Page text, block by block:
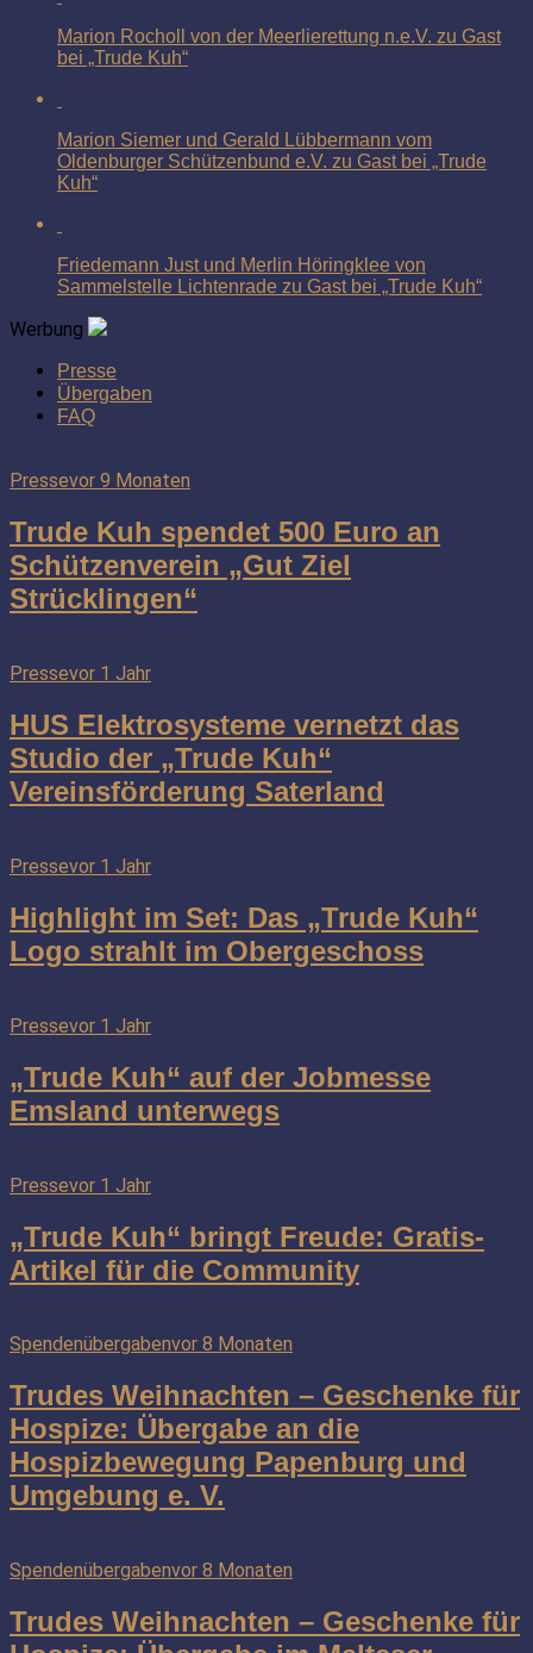
Marion Rocholl von der Meerlierettung n.e.V. zu Gast
bei „Trude Kuh“
Marion Siemer und Gerald Lübbermann vom
Oldenburger Schützenbund e.V. zu Gast bei „Trude
Kuh“
Friedemann Just und Merlin Höringklee von
Sammelstelle Lichtenrade zu Gast bei „Trude Kuh“
Werbung
Presse
Übergaben
FAQ
Pressevor 9 Monaten
Trude Kuh spendet 500 Euro an
Schützenverein „Gut Ziel
Strücklingen“
Pressevor 1 Jahr
HUS Elektrosysteme vernetzt das
Studio der „Trude Kuh“
Vereinsförderung Saterland
Pressevor 1 Jahr
Highlight im Set: Das „Trude Kuh“
Logo strahlt im Obergeschoss
Pressevor 1 Jahr
„Trude Kuh“ auf der Jobmesse
Emsland unterwegs
Pressevor 1 Jahr
„Trude Kuh“ bringt Freude: Gratis-
Artikel für die Community
Spendenübergabenvor 8 Monaten
Trudes Weihnachten – Geschenke für
Hospize: Übergabe an die
Hospizbewegung Papenburg und
Umgebung e. V.
Spendenübergabenvor 8 Monaten
Trudes Weihnachten – Geschenke für